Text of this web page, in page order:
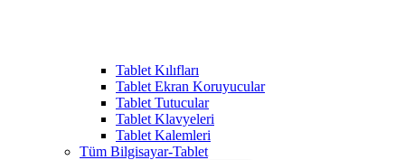
Tablet Kılıfları
Tablet Ekran Koruyucular
Tablet Tutucular
Tablet Klavyeleri
Tablet Kalemleri
Tüm Bilgisayar-Tablet